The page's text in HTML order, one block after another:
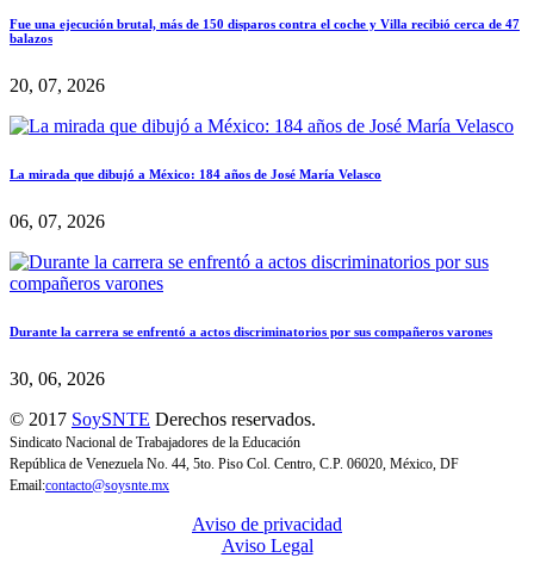
Fue una ejecución brutal, más de 150 disparos contra el coche y Villa recibió cerca de 47
balazos
20, 07, 2026
La mirada que dibujó a México: 184 años de José María Velasco
06, 07, 2026
Durante la carrera se enfrentó a actos discriminatorios por sus compañeros varones
30, 06, 2026
© 2017 SoySNTE Derechos reservados.
Sindicato Nacional de Trabajadores de la Educación
República de Venezuela No. 44, 5to. Piso Col. Centro, C.P. 06020, México, DF
Email:contacto@soysnte.mx
Aviso de privacidad
Aviso Legal